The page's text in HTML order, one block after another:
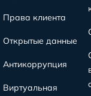
Права клиента
Открытые данные
Антикоррупция
Виртуальная